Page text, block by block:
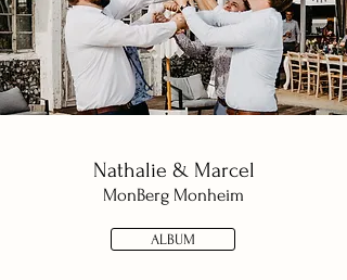
Nathalie & Marcel
MonBerg Monheim
ALBUM